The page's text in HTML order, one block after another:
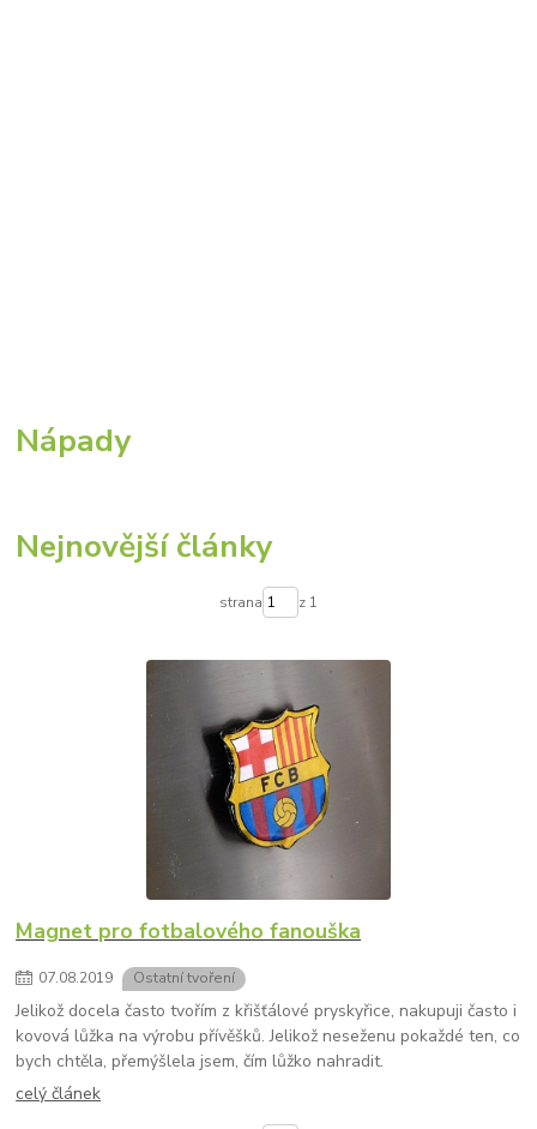
Nápady
Nejnovější články
strana z 1
Magnet pro fotbalového fanouška
07.08.2019 Ostatní tvoření
Jelikož docela často tvořím z křišťálové pryskyřice, nakupuji často i
kovová lůžka na výrobu přívěšků. Jelikož neseženu pokaždé ten, co
bych chtěla, přemýšlela jsem, čím lůžko nahradit.
celý článek